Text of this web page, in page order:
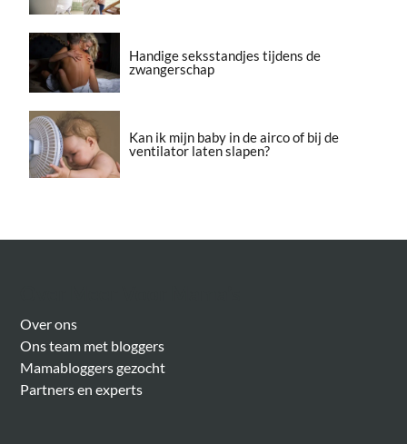
Handige seksstandjes tijdens de
zwangerschap
Kan ik mijn baby in de airco of bij de
ventilator laten slapen?
Over ons
Ons team met bloggers
Mamabloggers gezocht
Partners en experts